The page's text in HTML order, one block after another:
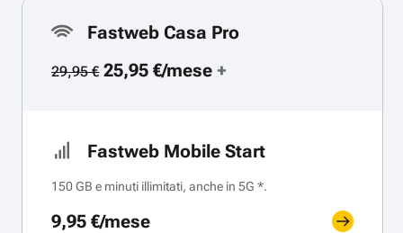
Fastweb Casa Pro
29,95 €25,95 €/mese+
Fastweb Mobile Start
150 GB e minuti illimitati, anche in 5G *.
9,95 €/mese